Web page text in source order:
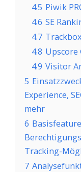
4.5 Piwik
4.6 SE
4.7
4.8 Upscore
4.9 Visitor
5
Experience,
mehr
6
Tracking-
7